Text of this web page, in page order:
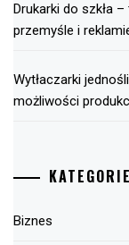
Drukarki do szkła
przemyśle i
Wytłaczarki
możliwości
KATEGORIE
Biznes